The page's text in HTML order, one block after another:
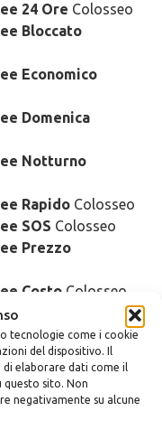
tecnologie come i cookie
del dispositivo. Il
di elaborare dati come il
questo sito. Non
negativamente su alcune
24 Ore Colosseo
Bloccato
Economico
Domenica
Notturno
Rapido Colosseo
SOS Colosseo
Prezzo
Costo Colosseo
Urgente